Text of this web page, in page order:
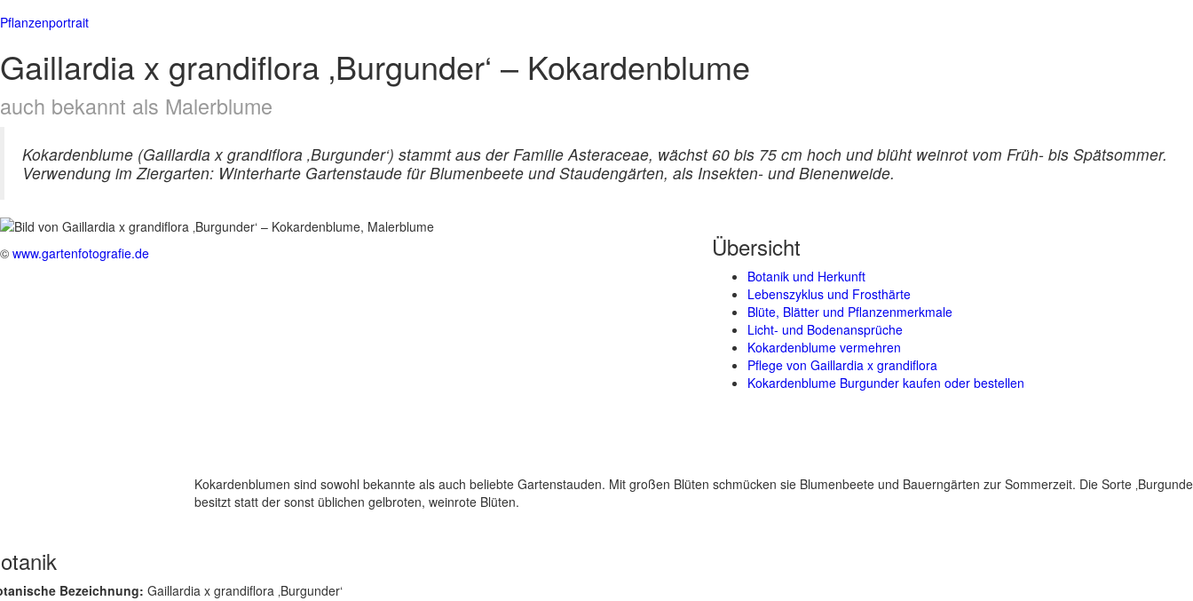
Pflanzenportrait
Gaillardia x grandiflora ‚Burgunder‘ – Kokardenblume
auch bekannt als Malerblume
Kokardenblume (Gaillardia x grandiflora ‚Burgunder‘) stammt aus der Familie Asteraceae, wächst 60 bis 75 cm hoch und blüht weinrot vom Früh- bis Spätsommer.
Verwendung im Ziergarten: Winterharte Gartenstaude für Blumenbeete und Staudengärten, als Insekten- und Bienenweide.
© www.gartenfotografie.de Übersicht
Botanik und Herkunft
Lebenszyklus und Frosthärte
Blüte, Blätter und Pflanzenmerkmale
Licht- und Bodenansprüche
Kokardenblume vermehren
Pflege von Gaillardia x grandiflora
Kokardenblume Burgunder kaufen oder bestellen
Kokardenblumen sind sowohl bekannte als auch beliebte Gartenstauden. Mit großen Blüten schmücken sie Blumenbeete und Bauerngärten zur Sommerzeit. Die Sorte
besitzt statt der sonst üblichen gelbroten, weinrote Blüten.
Bezeichnung: Gaillardia x grandiflora ‚Burgunder‘